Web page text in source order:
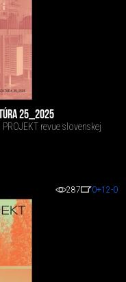
25_2025
revue slovenskej
287 0+12-0